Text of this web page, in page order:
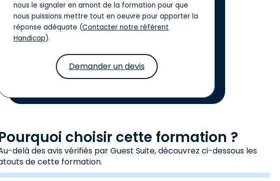
nous le signaler en amont de la formation pour que
nous puissions mettre tout en oeuvre pour apporter la
réponse adéquate (Contacter notre référent
Handicap).
Demander un devis
choisir cette formation ?
delà des avis vérifiés par Guest Suite, découvrez ci-dessous les
de cette formation.